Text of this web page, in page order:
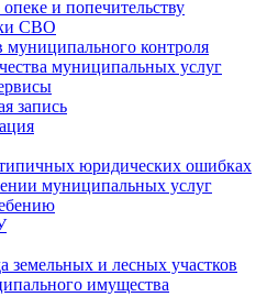
и попечительству
СВО
муниципального контроля
муниципальных услуг
запись
юридических ошибках
муниципальных услуг
земельных и лесных участков
имущества